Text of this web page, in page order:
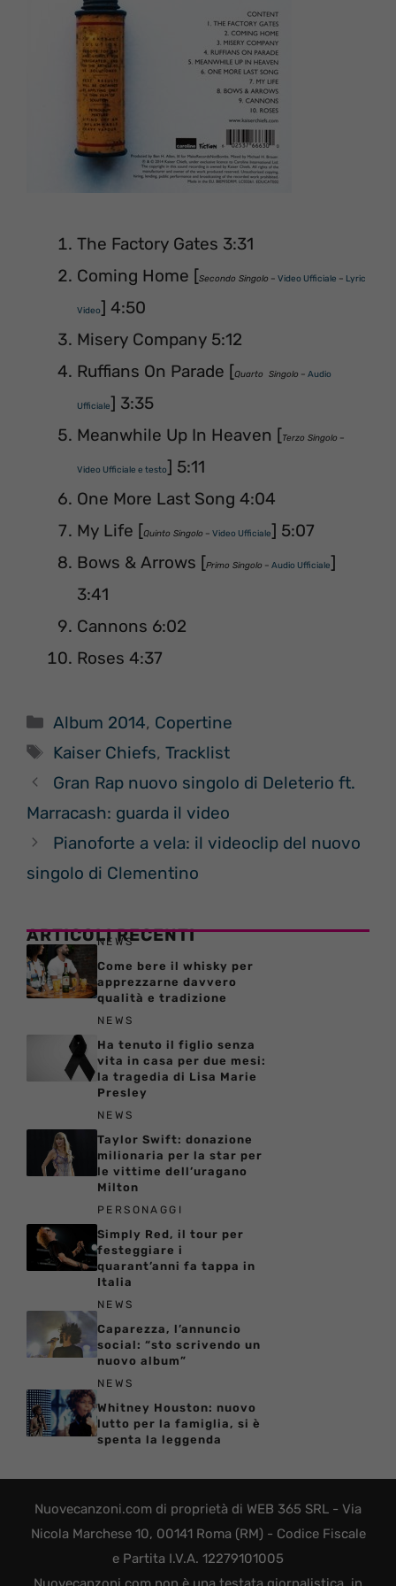
The Factory Gates 3:31
Coming Home [Secondo Singolo – Video Ufficiale – Lyric
Video] 4:50
Misery Company 5:12
Ruffians On Parade [Quarto Singolo – Audio
Ufficiale] 3:35
Meanwhile Up In Heaven [Terzo Singolo –
Video Ufficiale e testo] 5:11
One More Last Song 4:04
My Life [Quinto Singolo – Video Ufficiale] 5:07
Bows & Arrows [Primo Singolo – Audio Ufficiale]
3:41
Cannons 6:02
Roses 4:37
Categorie
Album 2014, Copertine
Tag
Kaiser Chiefs,Tracklist
Gran Rap nuovo singolo di Deleterio ft.
Marracash: guarda il video
Pianoforte a vela: il videoclip del nuovo
singolo di Clementino
ARTICOLI RECENTI
NEWS
Come bere il whisky per
apprezzarne davvero
qualità e tradizione
NEWS
Ha tenuto il figlio senza
vita in casa per due mesi:
la tragedia di Lisa Marie
Presley
NEWS
Taylor Swift: donazione
milionaria per la star per
le vittime dell’uragano
Milton
PERSONAGGI
Simply Red, il tour per
festeggiare i
quarant’anni fa tappa in
Italia
NEWS
Caparezza, l’annuncio
social: “sto scrivendo un
nuovo album”
NEWS
Whitney Houston: nuovo
lutto per la famiglia, si è
spenta la leggenda
Nuovecanzoni.com di proprietà di WEB 365 SRL - Via
Nicola Marchese 10, 00141 Roma (RM) - Codice Fiscale
e Partita I.V.A. 12279101005